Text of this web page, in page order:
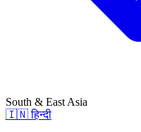
South & East Asia
🇮🇳 हिन्दी